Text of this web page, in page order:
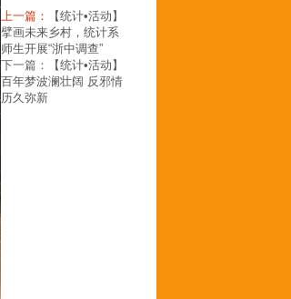
上一篇：
【统计•活动】
擘画未来乡村，统计系
师生开展“浙中调查”
下一篇：
【统计•活动】
百年梦波澜壮阔 反邪情
历久弥新